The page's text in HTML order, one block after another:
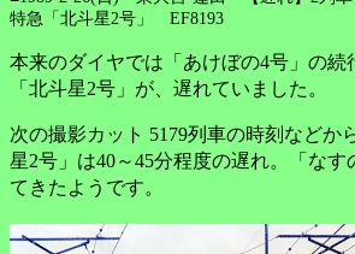
特急「北斗星2号」 EF8193
本来のダイヤでは「あけぼの4号」の
「北斗星2号」が、遅れていました。
次の撮影カット 5179列車の時刻などか
星2号」は40～45分程度の遅れ。「なす
てきたようです。